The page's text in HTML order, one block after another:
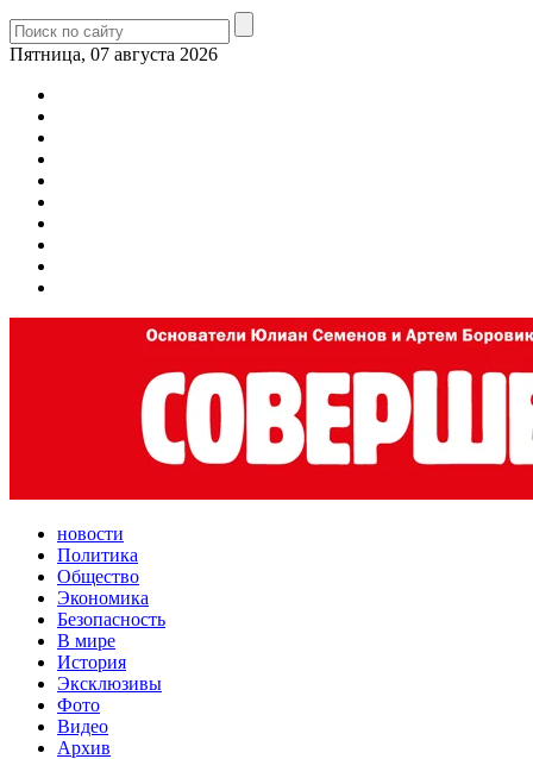
Пятница, 07 августа 2026
новости
Политика
Общество
Экономика
Безопасность
В мире
История
Эксклюзивы
Фото
Видео
Архив